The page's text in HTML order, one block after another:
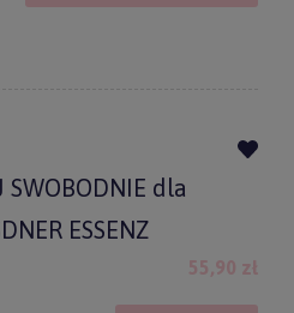
SWOBODNIE dla
ESSENZ
55,90 zł